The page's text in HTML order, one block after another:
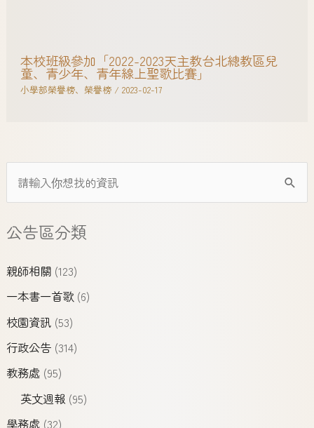
公告區分類
親師相關(123)
一本書一首歌(6)
校園資訊(53)
行政公告(314)
教務處(95)
英文週報 (95)
學務處(32)
本校班級參加「2022-2023天主教台北總教區兒
童、青少年、青年線上聖歌比賽」
小學部榮譽榜、 榮譽榜/ 2023-02-17